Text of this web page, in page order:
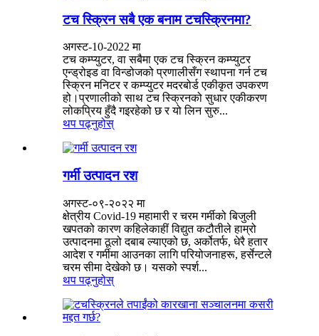
टच स्क्रिन सबै एक बनाम टचस्क्रिनमा?
अगस्ट-10-2022 मा
टच कम्प्युटर, वा सबैमा एक टच स्क्रिन कम्प्युटर
एन्ड्रोइड वा विन्डोजको प्रणालीसँग स्थापना गर्न टच
स्क्रिन मनिटर र कम्प्युटर मदरबोर्ड एकीकृत उपकरण
हो।प्रणालीको साथ टच स्क्रिनको सुधार एकीकरण
लोकप्रिय हुँदै गइरहेको छ र यो लिन सुरु...
थप पढ्नुहोस्
गर्मी उत्पादन रश
अगस्ट-०९-२०२२ मा
क्षेत्रीय Covid-19 महामारी र चरम गर्मीको बिजुली
खपतको कारण कहिलेकाहीं विद्युत कटौतीले हाम्रो
उत्पादनमा ठूलो दबाब ल्याएको छ, अर्कोतर्फ, धेरै हतार
आदेश र गर्मीमा आउनका लागि परियोजनाहरू, हर्सेन्टले
चरम सीमा देखेको छ। यसको स्पर्श...
थप पढ्नुहोस्